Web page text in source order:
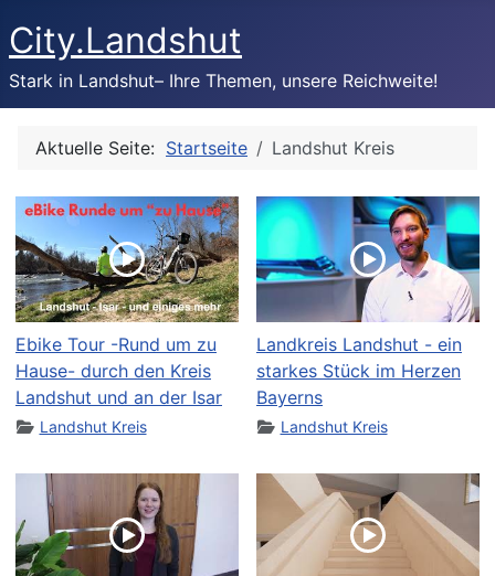
City.Landshut
Stark in Landshut– Ihre Themen, unsere Reichweite!
Aktuelle Seite: Startseite Landshut Kreis
Ebike Tour -Rund um zu
Hause- durch den Kreis
Landshut und an der Isar
Landshut Kreis
Landkreis Landshut - ein
starkes Stück im Herzen
Bayerns
Landshut Kreis